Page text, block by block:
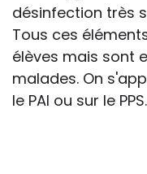
désinfection très
Tous ces
élèves mais sont
malades. On
le PAI ou sur le PPS.